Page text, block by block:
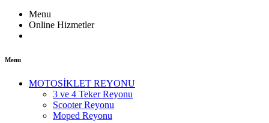
Menu
Online Hizmetler
Menu
MOTOSİKLET REYONU
3 ve 4 Teker Reyonu
Scooter Reyonu
Moped Reyonu